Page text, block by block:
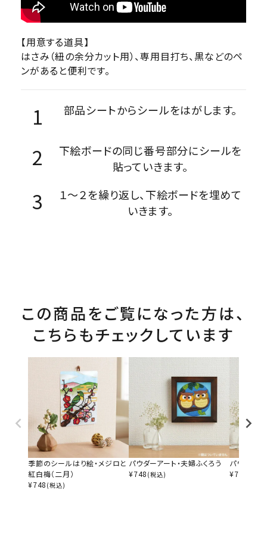
【用意する道具】
はさみ（紐の余分カット用）、専用目打ち、黒などのペ
ンがあると便利です。
部品シートからシールをはがします。
下絵ボードの同じ番号部分にシールを
貼っていきます。
１～２を繰り返し、下絵ボードを埋めて
いきます。
この商品をご覧になった方は、
こちらもチェックしています
季節のシールはり絵・メジロと
紅白梅（二月）
¥748 (税込)
パウダーアート・夫婦ふくろう
¥748 (税込)
パウダーア
¥748